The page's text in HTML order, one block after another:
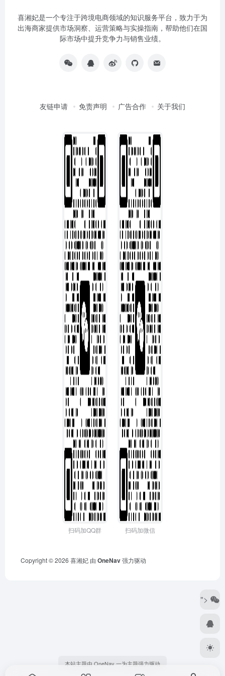
喜湘妃是一个专注于跨境电商领域的知识服务平台，致力于为
出海商家提供市场洞察、运营策略与实操指南，帮助他们在国
际市场中提升竞争力与销售业绩。
友链申请 免责声明 广告合作 关于我们
扫码加QQ群 扫码加微信
Copyright © 2026 喜湘妃 由 OneNav强力驱动
">
本站主题由 OneNav 一为主题强力驱动